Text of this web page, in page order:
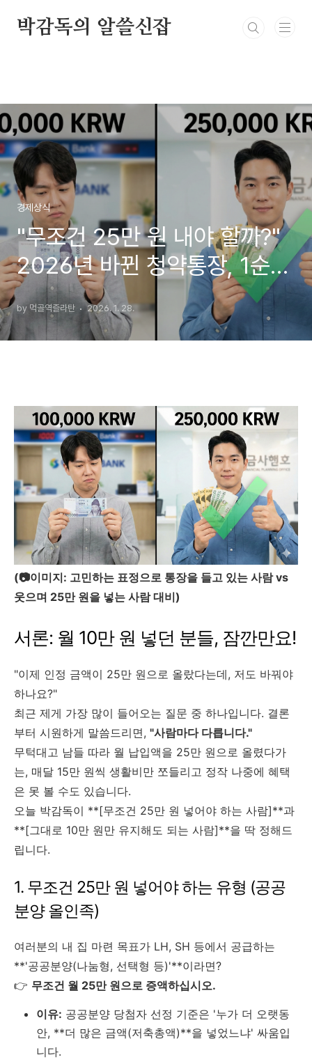
박감독의 알쓸신잡
경제상식
"무조건 25만 원 내야 할까?"
2026년 바뀐 청약통장, 1순위
당첨 위한 납입 전략
by 먹골역즐라탄 2026. 1. 28.
(📷이미지: 고민하는 표정으로 통장을 들고 있는 사람 vs
웃으며 25만 원을 넣는 사람 대비)
서론: 월 10만 원 넣던 분들, 잠깐만요!
"이제 인정 금액이 25만 원으로 올랐다는데, 저도 바꿔야
하나요?"
최근 제게 가장 많이 들어오는 질문 중 하나입니다. 결론
부터 시원하게 말씀드리면, "사람마다 다릅니다."
무턱대고 남들 따라 월 납입액을 25만 원으로 올렸다가
는, 매달 15만 원씩 생활비만 쪼들리고 정작 나중에 혜택
은 못 볼 수도 있습니다.
오늘 박감독이 **[무조건 25만 원 넣어야 하는 사람]**과
**[그대로 10만 원만 유지해도 되는 사람]**을 딱 정해드
립니다.
1. 무조건 25만 원 넣어야 하는 유형 (공공
분양 올인족)
여러분의 내 집 마련 목표가 LH, SH 등에서 공급하는
**'공공분양(나눔형, 선택형 등)'**이라면?
👉 무조건 월 25만 원으로 증액하십시오.
이유: 공공분양 당첨자 선정 기준은 '누가 더 오랫동
안, **더 많은 금액(저축총액)**을 넣었느냐' 싸움입
니다.